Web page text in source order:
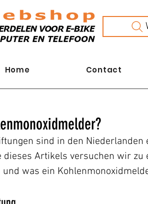
Home Contact
sind in den
Artikels versuchen wir
und was ein